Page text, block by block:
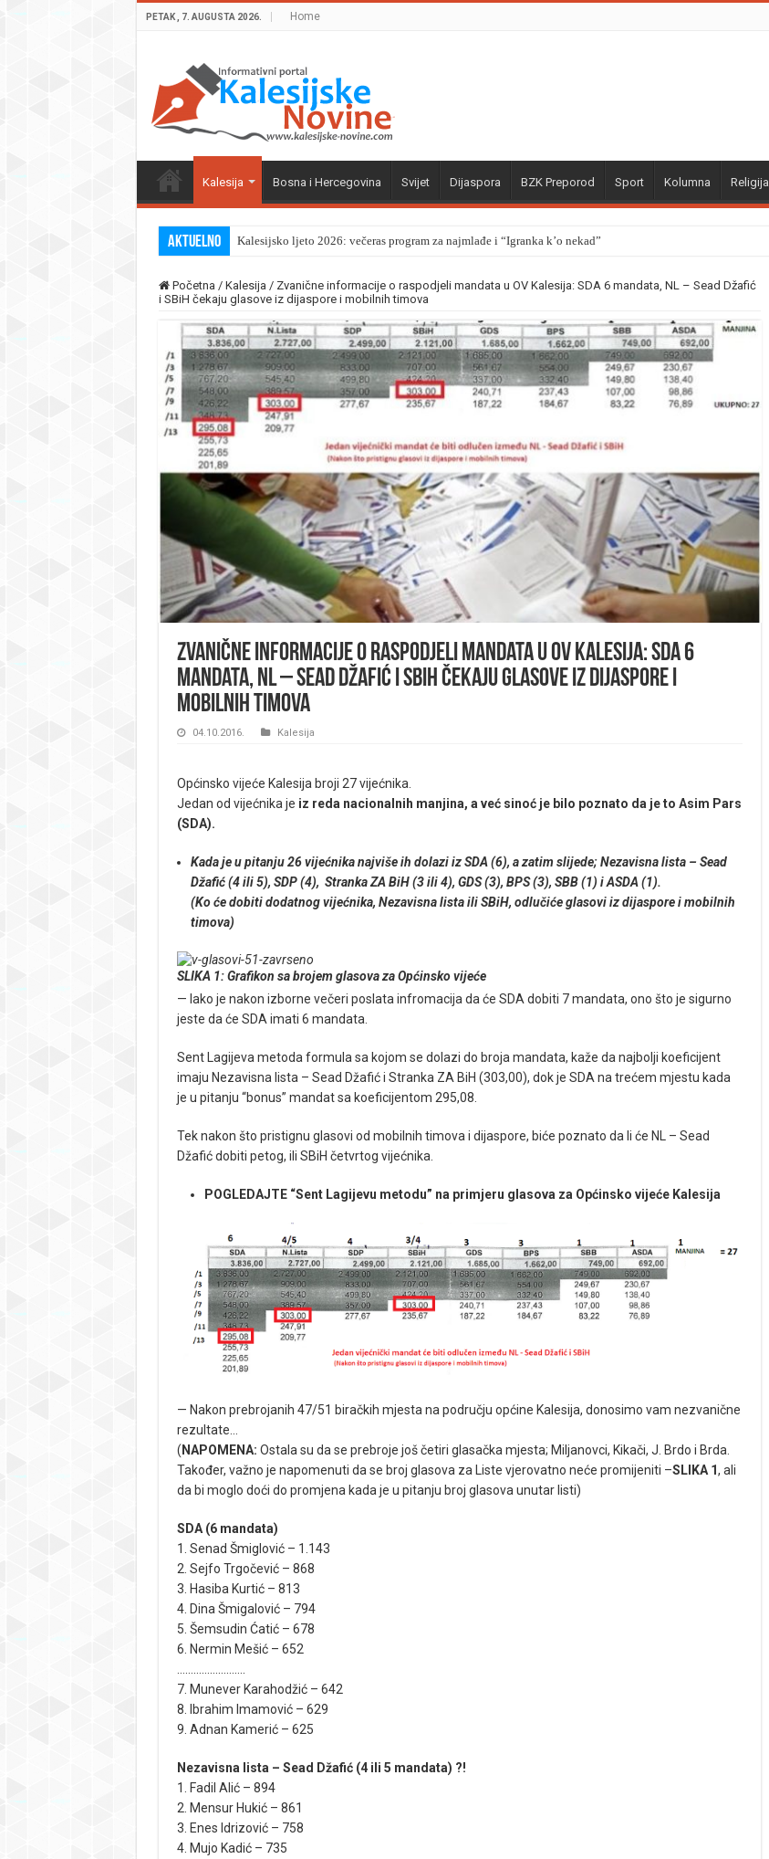
PETAK , 7. AUGUSTA 2026. Home
Kalesija Bosna i Hercegovina Svijet Dijaspora BZK Preporod Sport Kolumna Religija
Aktuelno Kalesijsko ljeto 2026: večeras program za najmlađe i “Igranka k’o nekad”
Početna / Kalesija / Zvanične informacije o raspodjeli mandata u OV Kalesija: SDA 6 mandata, NL – Sead Džafić
i SBiH čekaju glasove iz dijaspore i mobilnih timova
Zvanične informacije o raspodjeli mandata u OV Kalesija: SDA 6
mandata, NL – Sead Džafić i SBiH čekaju glasove iz dijaspore i
mobilnih timova
04.10.2016. Kalesija
Općinsko vijeće Kalesija broji 27 vijećnika.
Jedan od vijećnika je iz reda nacionalnih manjina, a već sinoć je bilo poznato da je to Asim Pars
(SDA).
Kada je u pitanju 26 vijećnika najviše ih dolazi iz SDA (6), a zatim slijede; Nezavisna lista – Sead
Džafić (4 ili 5), SDP (4), Stranka ZA BiH (3 ili 4), GDS (3), BPS (3), SBB (1) i ASDA (1).
(Ko će dobiti dodatnog vijećnika, Nezavisna lista ili SBiH, odlučiće glasovi iz dijaspore i mobilnih
timova)
SLIKA 1: Grafikon sa brojem glasova za Općinsko vijeće
— Iako je nakon izborne večeri poslata infromacija da će SDA dobiti 7 mandata, ono što je sigurno
jeste da će SDA imati 6 mandata.
Sent Lagijeva metoda formula sa kojom se dolazi do broja mandata, kaže da najbolji koeficijent
imaju Nezavisna lista – Sead Džafić i Stranka ZA BiH (303,00), dok je SDA na trećem mjestu kada
je u pitanju “bonus” mandat sa koeficijentom 295,08.
Tek nakon što pristignu glasovi od mobilnih timova i dijaspore, biće poznato da li će NL – Sead
Džafić dobiti petog, ili SBiH četvrtog vijećnika.
POGLEDAJTE “Sent Lagijevu metodu” na primjeru glasova za Općinsko vijeće Kalesija
— Nakon prebrojanih 47/51 biračkih mjesta na području općine Kalesija, donosimo vam nezvanične
rezultate…
( NAPOMENA: Ostala su da se prebroje još četiri glasačka mjesta; Miljanovci, Kikači, J. Brdo i Brda.
Također, važno je napomenuti da se broj glasova za Liste vjerovatno neće promijeniti –SLIKA 1, ali
da bi moglo doći do promjena kada je u pitanju broj glasova unutar listi)
SDA (6 mandata)
1. Senad Šmiglović – 1.143
2. Sejfo Trgočević – 868
3. Hasiba Kurtić – 813
4. Dina Šmigalović – 794
5. Šemsudin Ćatić – 678
6. Nermin Mešić – 652
7. Munever Karahodžić – 642
8. Ibrahim Imamović – 629
9. Adnan Kamerić – 625
Nezavisna lista – Sead Džafić (4 ili 5 mandata) ?!
1. Fadil Alić – 894
2. Mensur Hukić – 861
3. Enes Idrizović – 758
4. Mujo Kadić – 735